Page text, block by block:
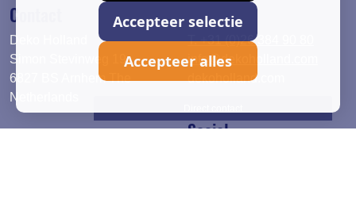
Contact
Deko Holland
Simon Stevinweg 19
6827 BS Arnhem The
Netherlands
T. +31 (0)26 384 90 80
info@dekoholland.com
dekoholland.com
Social
Accepteer selectie
Accepteer alles